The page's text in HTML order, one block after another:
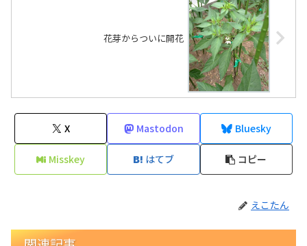
花芽からついに開花
X Mastodon Bluesky
Misskey はてブ コピー
えこたん